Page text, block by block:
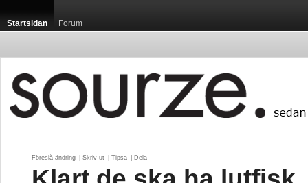
Startsidan Forum
Föreslå ändring Skriv ut Tipsa Dela